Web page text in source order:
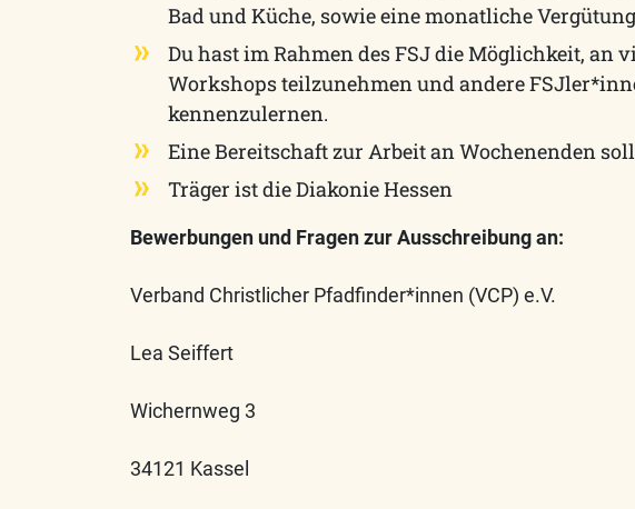
Bad und Küche, sowie eine monatliche
Du hast im Rahmen des FSJ die Möglichkeit, an
Workshops teilzunehmen und andere
kennenzulernen.
Eine Bereitschaft zur Arbeit an Wochenenden
Träger ist die Diakonie Hessen
Bewerbungen und Fragen zur Ausschreibung an:
Verband Christlicher Pfadfinder*innen (VCP) e.V.
Lea Seiffert
Wichernweg 3
34121 Kassel